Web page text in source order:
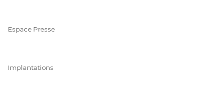
Espace Presse
Implantations